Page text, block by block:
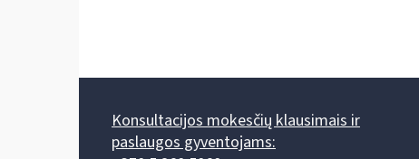
Konsultacijos mokesčių klausimais ir
paslaugos gyventojams: